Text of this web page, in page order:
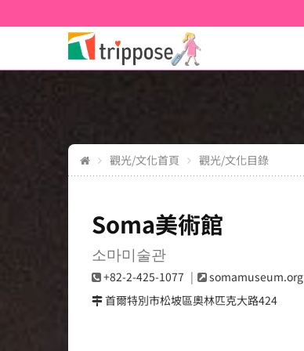
觀光/文化首頁 觀光/文化目錄
Soma美術館
소마미술관
+82-2-425-1077
somamuseum.org
首爾特別市松坡區奧林匹克大路424